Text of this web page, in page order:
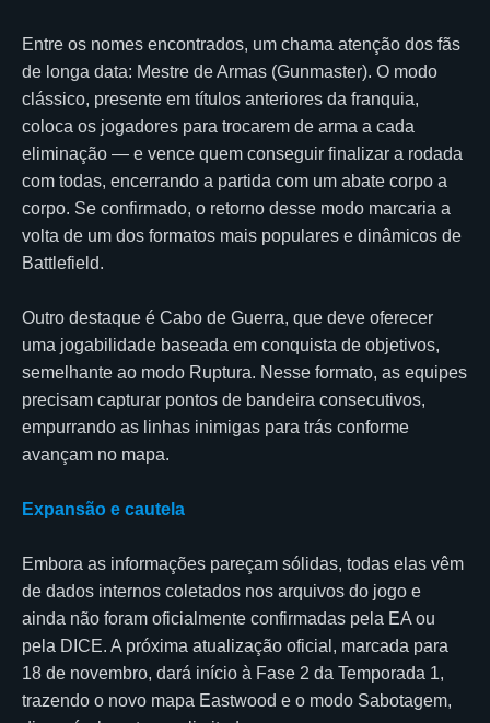
Entre os nomes encontrados, um chama atenção dos fãs
de longa data: Mestre de Armas (Gunmaster). O modo
clássico, presente em títulos anteriores da franquia,
coloca os jogadores para trocarem de arma a cada
eliminação — e vence quem conseguir finalizar a rodada
com todas, encerrando a partida com um abate corpo a
corpo. Se confirmado, o retorno desse modo marcaria a
volta de um dos formatos mais populares e dinâmicos de
Battlefield.
Outro destaque é Cabo de Guerra, que deve oferecer
uma jogabilidade baseada em conquista de objetivos,
semelhante ao modo Ruptura. Nesse formato, as equipes
precisam capturar pontos de bandeira consecutivos,
empurrando as linhas inimigas para trás conforme
avançam no mapa.
Expansão e cautela
Embora as informações pareçam sólidas, todas elas vêm
de dados internos coletados nos arquivos do jogo e
ainda não foram oficialmente confirmadas pela EA ou
pela DICE. A próxima atualização oficial, marcada para
18 de novembro, dará início à Fase 2 da Temporada 1,
trazendo o novo mapa Eastwood e o modo Sabotagem,